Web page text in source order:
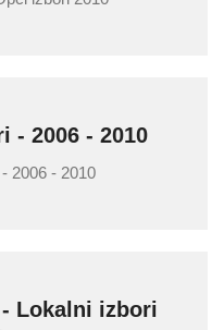
- 2006 - 2010
2006 - 2010
Lokalni izbori